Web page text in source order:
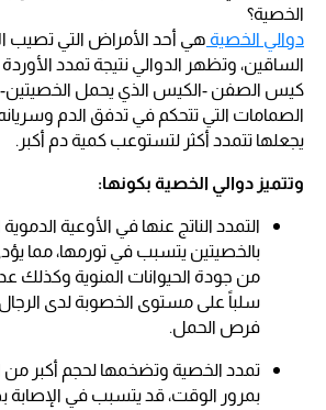
الخصية؟
دوالي الخصية هي أحد الأمراض التي تصيب
الساقين، وتظهر الدوالي نتيجة تمدد
كيس الصفن -الكيس الذي يحمل
الصمامات التي تتحكم في تدفق الدم وسريانه
يجعلها تتمدد أكثر لتستوعب كمية دم أكبر.
وتتميز دوالي الخصية بكونها:
التمدد الناتج عنها في الأوعية
بالخصيتين يتسبب في تورمها، مما
من جودة الحيوانات المنوية وكذلك
سلباً على مستوى الخصوبة لدى
فرص الحمل.
تمدد الخصية وتضخمها لحجم أكبر من
بمرور الوقت، قد يتسبب في الإصابة